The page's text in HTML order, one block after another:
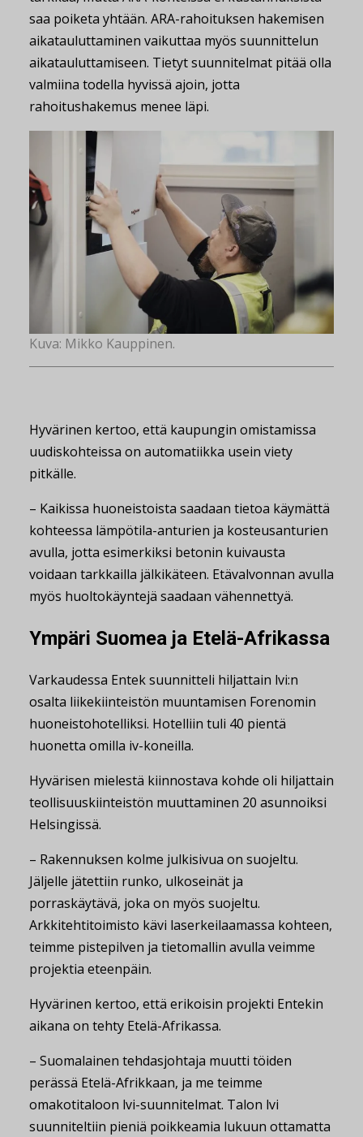
saa poiketa yhtään. ARA-rahoituksen hakemisen
aikatauluttaminen vaikuttaa myös suunnittelun
aikatauluttamiseen. Tietyt suunnitelmat pitää olla
valmiina todella hyvissä ajoin, jotta
rahoitushakemus menee läpi.
Kuva: Mikko Kauppinen.
Hyvärinen kertoo, että kaupungin omistamissa
uudiskohteissa on automatiikka usein viety
pitkälle.
– Kaikissa huoneistoista saadaan tietoa käymättä
kohteessa lämpötila-anturien ja kosteusanturien
avulla, jotta esimerkiksi betonin kuivausta
voidaan tarkkailla jälkikäteen. Etävalvonnan avulla
myös huoltokäyntejä saadaan vähennettyä.
Ympäri Suomea ja Etelä-Afrikassa
Varkaudessa Entek suunnitteli hiljattain lvi:n
osalta liikekiinteistön muuntamisen Forenomin
huoneistohotelliksi. Hotelliin tuli 40 pientä
huonetta omilla iv-koneilla.
Hyvärisen mielestä kiinnostava kohde oli hiljattain
teollisuuskiinteistön muuttaminen 20 asunnoiksi
Helsingissä.
– Rakennuksen kolme julkisivua on suojeltu.
Jäljelle jätettiin runko, ulkoseinät ja
porraskäytävä, joka on myös suojeltu.
Arkkitehtitoimisto kävi laserkeilaamassa kohteen,
teimme pistepilven ja tietomallin avulla veimme
projektia eteenpäin.
Hyvärinen kertoo, että erikoisin projekti Entekin
aikana on tehty Etelä-Afrikassa.
– Suomalainen tehdasjohtaja muutti töiden
perässä Etelä-Afrikkaan, ja me teimme
omakotitaloon lvi-suunnitelmat. Talon lvi
suunniteltiin pieniä poikkeamia lukuun ottamatta